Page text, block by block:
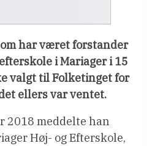
har været forstander
i Mariager i 15
valgt til Folketinget for
ellers var ventet.
2018 meddelte han
Høj- og Efterskole,